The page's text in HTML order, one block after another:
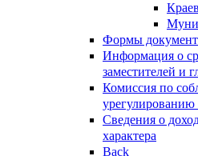
Формы
Информация о
заместителей и
Комиссия по
урегулированию
Сведения о
характера
Back